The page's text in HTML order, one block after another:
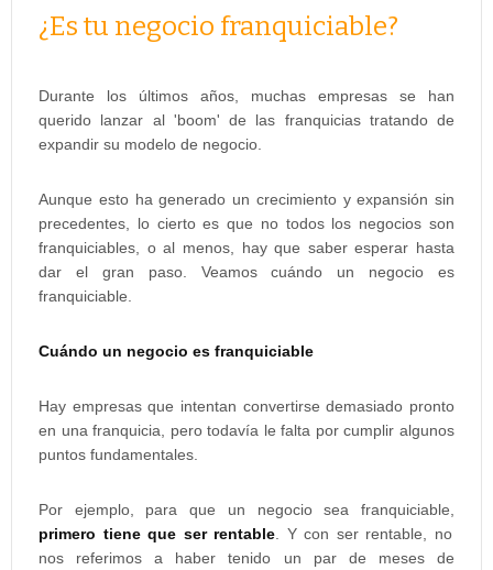
¿Es tu negocio franquiciable?
Durante los últimos años, muchas empresas se han
querido lanzar al 'boom' de las franquicias tratando de
expandir su modelo de negocio.
Aunque esto ha generado un crecimiento y expansión sin
precedentes, lo cierto es que no todos los negocios son
franquiciables, o al menos, hay que saber esperar hasta
dar el gran paso. Veamos cuándo un negocio es
franquiciable.
Cuándo un negocio es franquiciable
Hay empresas que intentan convertirse demasiado pronto
en una franquicia, pero todavía le falta por cumplir algunos
puntos fundamentales.
Por ejemplo, para que un negocio sea franquiciable,
primero tiene que ser rentable . Y con ser rentable, no
nos referimos a haber tenido un par de meses de